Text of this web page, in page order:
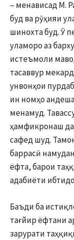
– менависад М.
буд ва рӯҳияи
шинохта буд. Ӯ
уламоро аз
истеъмоли
тасаввур
унвонҳои
ин номҳо
менамуд.
ҳамфикронаш
сафед шуд.
баррасӣ
ёфта, барои
адабиёти
Баъди ба
тағйир ёфтани
зарурати